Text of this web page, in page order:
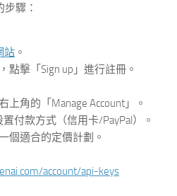
步驟：
站 。
點擊「Sign up」進行註冊。
上角的「Manage Account」。
付款方式（信用卡/PayPal）。
個適合的定價計劃。
account/api-keys